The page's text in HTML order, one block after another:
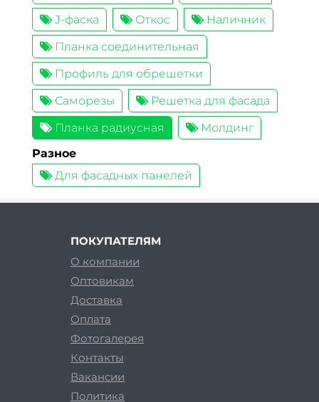
J-фаска
Откос
Наличник
Планка соединительная
Профиль для обрешетки
Саморезы
Решетка для фасада
Планка радиусная
Молдинг
Разное
Для фасадных панелей
ПОКУПАТЕЛЯМ
О компании
Оптовикам
Доставка
Оплата
Фотогалерея
Контакты
Вакансии
Политика